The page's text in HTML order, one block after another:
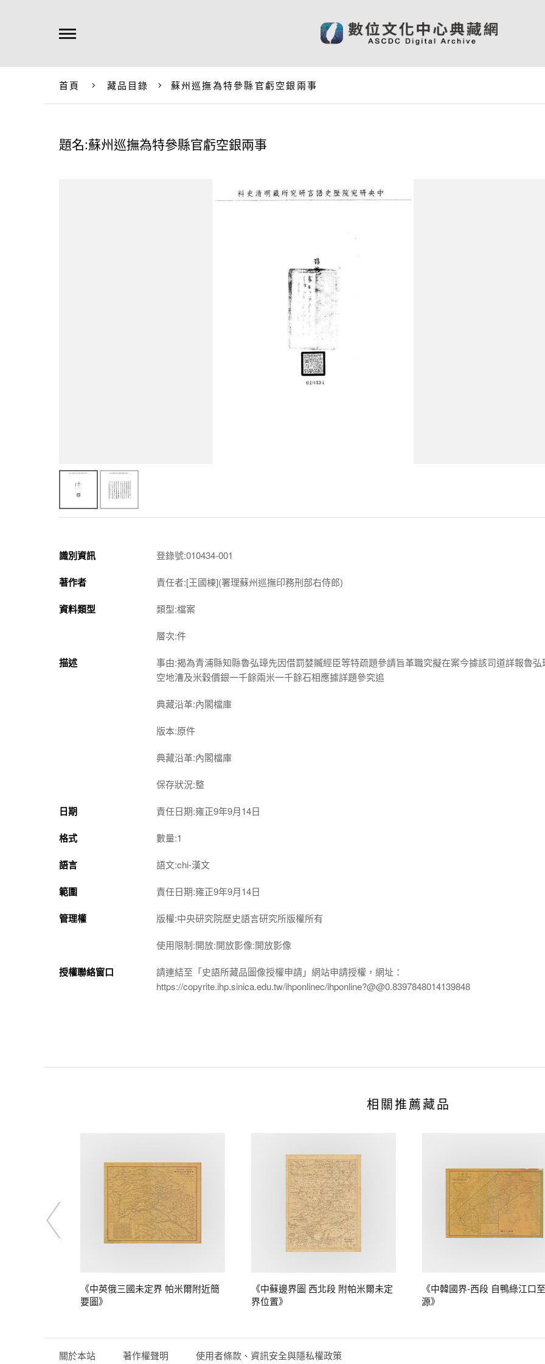
首頁 藏品目錄 蘇州巡撫為特參縣官虧空銀兩事
題名:蘇州巡撫為特參縣官虧空銀兩事
識別資訊 登錄號:010434-001
著作者 責任者:[王國棟](署理蘇州巡撫印務刑部右侍郎)
資料類型 類型:檔案
層次:件
描述
事由:揭為青浦縣知縣魯弘璋先因借罰婪贓經臣等特疏題參請旨革職究擬在案今據該司道詳報魯弘
空地漕及米穀價銀一千餘兩米一千餘石相應據詳題參究追
典藏沿革:內閣檔庫
版本:原件
典藏沿革:內閣檔庫
保存狀況:整
日期 責任日期:雍正9年9月14日
格式 數量:1
語言 語文:chi-漢文
範圍 責任日期:雍正9年9月14日
管理權 版權:中央研究院歷史語言研究所版權所有
使用限制:開放:開放影像:開放影像
授權聯絡窗口
請連結至「史語所藏品圖像授權申請」網站申請授權，網址：
https://copyrite.ihp.sinica.edu.tw/ihponlinec/ihponline?@@0.8397848014139848
相關推薦藏品
《中英俄三國未定界 帕米爾附近簡
要圖》
《中蘇邊界圖 西北段 附帕米爾未定
界位置》
《中韓國界-西段 自鴨綠江口
源》
關於本站 著作權聲明 使用者條款、資訊安全與隱私權政策